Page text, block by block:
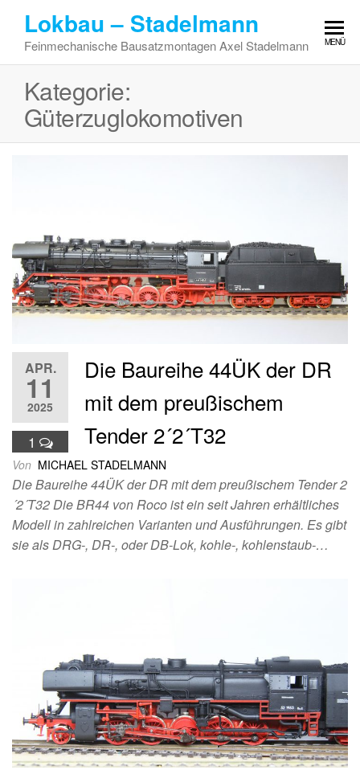
springen
Lokbau – Stadelmann
Feinmechanische Bausatzmontagen Axel Stadelmann MENÜ
Kategorie:
Güterzuglokomotiven
APR.
11
2025
1
Die Baureihe 44ÜK der DR
mit dem preußischem
Tender 2´2´T32
Von MICHAEL STADELMANN
Die Baureihe 44ÜK der DR mit dem preußischem Tender 2
´2´T32 Die BR44 von Roco ist ein seit Jahren erhältliches
Modell in zahlreichen Varianten und Ausführungen. Es gibt
sie als DRG-, DR-, oder DB-Lok, kohle-, kohlenstaub-…